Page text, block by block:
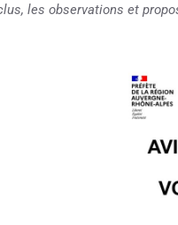
les observations et